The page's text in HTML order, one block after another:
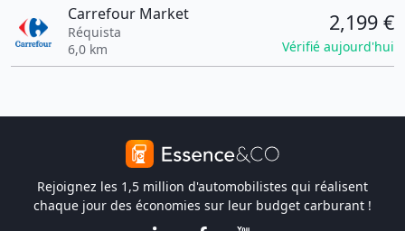
Carrefour Market
Réquista
6,0 km
2,199 €
Vérifié aujourd'hui
Rejoignez les 1,5 million d'automobilistes qui réalisent
chaque jour des économies sur leur budget carburant !